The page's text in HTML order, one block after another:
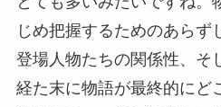
じめ把握するためのあらず
登場人物たちの関係性、そ
経た末に物語が最終的にど